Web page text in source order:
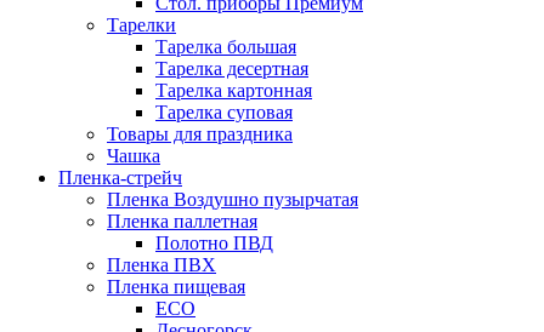
Тарелки
Тарелка большая
Тарелка десертная
Тарелка картонная
Тарелка суповая
Товары для праздника
Чашка
Пленка-стрейч
Пленка Воздушно пузырчатая
Пленка паллетная
Полотно ПВД
Пленка ПВХ
Пленка пищевая
ECO